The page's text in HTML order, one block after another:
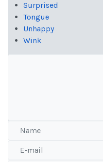
Surprised
Tongue
Unhappy
Wink